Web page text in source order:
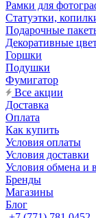
Рамки для
Статуэтки,
Подарочные
Декоративные
Горшки
Подушки
Фумигатор
Все акции
Доставка
Оплата
Как купить
Условия оплаты
Условия доставки
Условия обмена и
Бренды
Магазины
Блог